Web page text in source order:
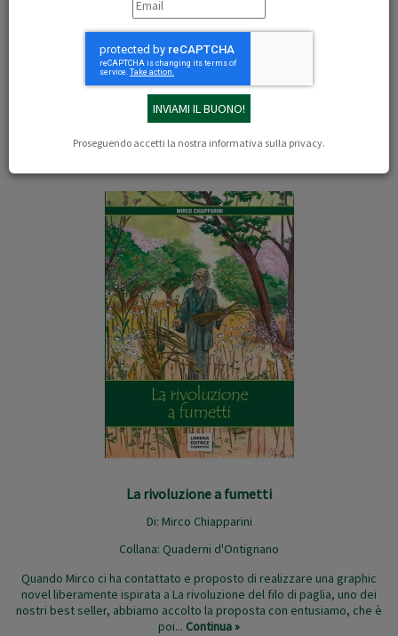
Proseguendo accetti la nostra informativa sulla privacy.
https://www.toscanachiantiambiente.it/la-rivoluzione-agricola-di-masanobu-
fukuoka-adesso-e-anche-a-fumetti/
La rivoluzione a fumetti
Di: Mirco Chiapparini
Collana: Quaderni d'Ontignano
Quando Mirco ci ha contattato e proposto di realizzare una graphic
novel liberamente ispirata a La rivoluzione del filo di paglia, uno dei
nostri best seller, abbiamo accolto la proposta con entusiamo, che è
poi... Continua »